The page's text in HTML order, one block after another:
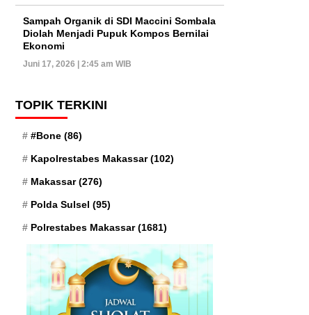
Sampah Organik di SDI Maccini Sombala
Diolah Menjadi Pupuk Kompos Bernilai
Ekonomi
Juni 17, 2026 | 2:45 am WIB
TOPIK TERKINI
#Bone (86)
Kapolrestabes Makassar(102)
Makassar(276)
Polda Sulsel (95)
Polrestabes Makassar(1681)